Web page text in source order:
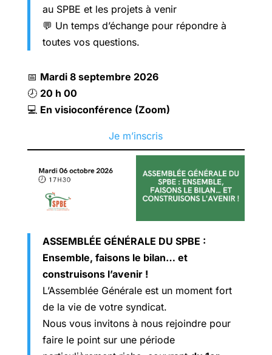
au SPBE et les projets à venir
💬 Un temps d’échange pour répondre à
toutes vos questions.
📅 Mardi 8 septembre 2026
🕗 20 h 00
💻 En visioconférence (Zoom)
Je m’inscris
ASSEMBLÉE GÉNÉRALE DU SPBE :
Ensemble, faisons le bilan… et
construisons l’avenir !
L’Assemblée Générale est un moment fort
de la vie de votre syndicat.
Nous vous invitons à nous rejoindre pour
faire le point sur une période